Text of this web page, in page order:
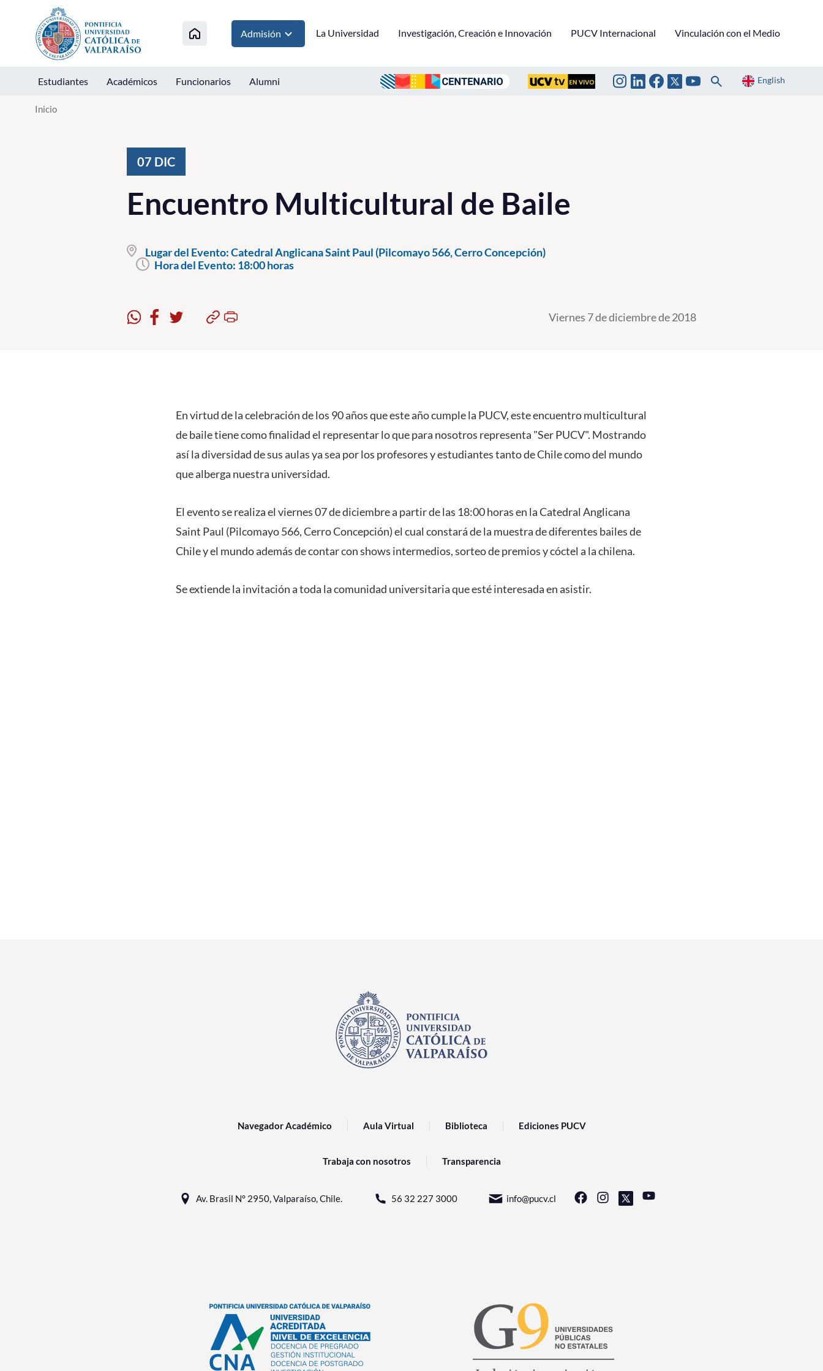
Click acá para ir directamente al contenido
Admisión La Universidad Investigación, Creación e Innovación PUCV Internacional Vinculación con el Medio
Estudiantes Académicos Funcionarios Alumni English
Inicio
07 DIC
Encuentro Multicultural de Baile
Lugar del Evento:Catedral Anglicana Saint Paul (Pilcomayo 566, Cerro Concepción)
Hora del Evento: 18:00 horas
Viernes 7 de diciembre de 2018
En virtud de la celebración de los 90 años que este año cumple la PUCV, este encuentro multicultural
de baile tiene como finalidad el representar lo que para nosotros representa "Ser PUCV". Mostrando
así la diversidad de sus aulas ya sea por los profesores y estudiantes tanto de Chile como del mundo
que alberga nuestra universidad.
El evento se realiza el viernes 07 de diciembre a partir de las 18:00 horas en la Catedral Anglicana
Saint Paul (Pilcomayo 566, Cerro Concepción) el cual constará de la muestra de diferentes bailes de
Chile y el mundo además de contar con shows intermedios, sorteo de premios y cóctel a la chilena.
Se extiende la invitación a toda la comunidad universitaria que esté interesada en asistir.
Navegador Académico Aula Virtual Biblioteca Ediciones PUCV
Trabaja con nosotros Transparencia
Av. Brasil N° 2950, Valparaíso, Chile. 56 32 227 3000 info@pucv.cl